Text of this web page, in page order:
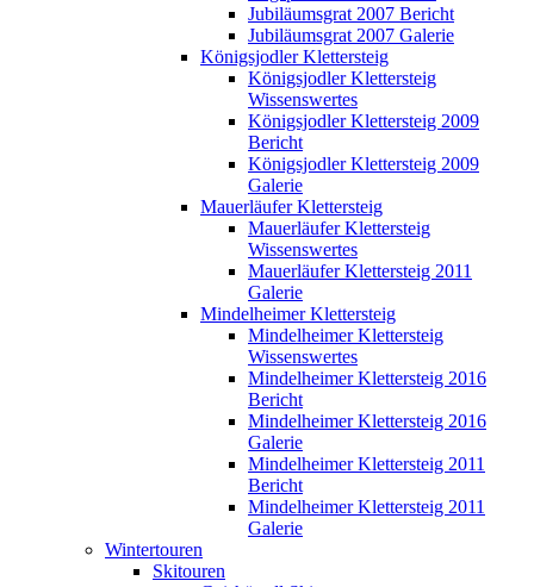
Jubiläumsgrat 2007 Bericht
Jubiläumsgrat 2007 Galerie
Königsjodler Klettersteig
Königsjodler Klettersteig
Wissenswertes
Königsjodler Klettersteig 2009
Bericht
Königsjodler Klettersteig 2009
Galerie
Mauerläufer Klettersteig
Mauerläufer Klettersteig
Wissenswertes
Mauerläufer Klettersteig 2011
Galerie
Mindelheimer Klettersteig
Mindelheimer Klettersteig
Wissenswertes
Mindelheimer Klettersteig 2016
Bericht
Mindelheimer Klettersteig 2016
Galerie
Mindelheimer Klettersteig 2011
Bericht
Mindelheimer Klettersteig 2011
Galerie
Wintertouren
Skitouren